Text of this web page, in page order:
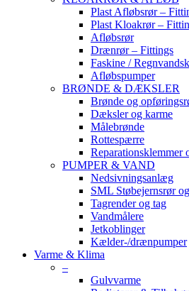
Plast Afløbsrør –
Plast Kloakrør –
Afløbsrør
Drænrør – Fittings
Faskine /
Afløbspumper
BRØNDE & DÆKSLER
Brønde og
Dæksler og karme
Målebrønde
Rottespærre
Reparationsklemmer
PUMPER & VAND
Nedsivningsanlæg
SML Støbejernsrør
Tagrender og tag
Vandmålere
Jetkoblinger
Kælder-/drænpumper
Varme & Klima
–
Gulvvarme